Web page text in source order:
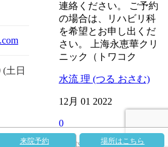
来院予約 場所はこちら
土日
連絡ください。 ご予約
の場合は、リハビリ科
を希望とお申し出くだ
さい。 上海永恵華クリ
ニック（トワコク
水流 理 (つる おさむ)
12月 01 2022
0
All Rights Reserved